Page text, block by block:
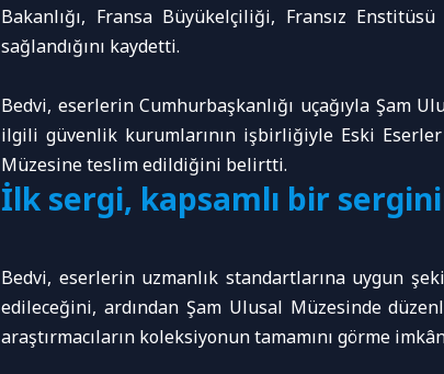
Bakanlığı, Fransa Büyükelçiliği, Fransız
sağlandığını kaydetti.
Bedvi, eserlerin Cumhurbaşkanlığı uçağıyla Şam
ilgili güvenlik kurumlarının işbirliğiyle Eski
Müzesine teslim edildiğini belirtti.
İlk sergi, kapsamlı bir
Bedvi, eserlerin uzmanlık standartlarına uygun
edileceğini, ardından Şam Ulusal Müzesinde
araştırmacıların koleksiyonun tamamını görme